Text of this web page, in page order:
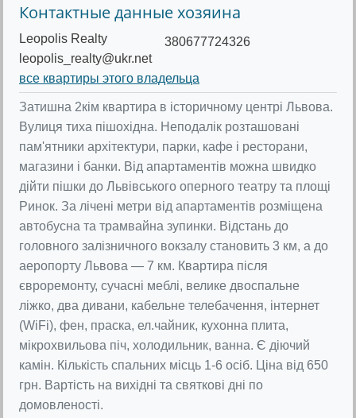
Контактные данные хозяина
Leopolis Realty
leopolis_realty@ukr.net
380677724326
все квартиры этого владельца
Затишна 2кім квартира в історичному центрі Львова.
Вулиця тиха пішохідна. Неподалік розташовані
пам'ятники архітектури, парки, кафе і ресторани,
магазини і банки. Від апартаментів можна швидко
дійти пішки до Львівського оперного театру та площі
Ринок. За лічені метри від апартаментів розміщена
автобусна та трамвайна зупинки. Відстань до
головного залізничного вокзалу становить 3 км, а до
аеропорту Львова — 7 км. Квартира після
євроремонту, сучасні меблі, велике двоспальне
ліжко, два дивани, кабельне телебачення, інтернет
(WiFi), фен, праска, ел.чайник, кухонна плита,
мікрохвильова піч, холодильник, ванна. Є діючий
камін. Кількість спальних місць 1-6 осіб. Ціна від 650
грн. Вартість на вихідні та святкові дні по
домовленості.